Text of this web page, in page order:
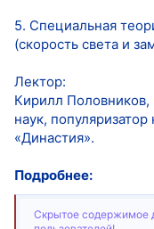
5. Специальная
(скорость света и
Лектор:
Кирилл Половников,
наук,
«Династия».
Подробнее:
Скрытое содержимое